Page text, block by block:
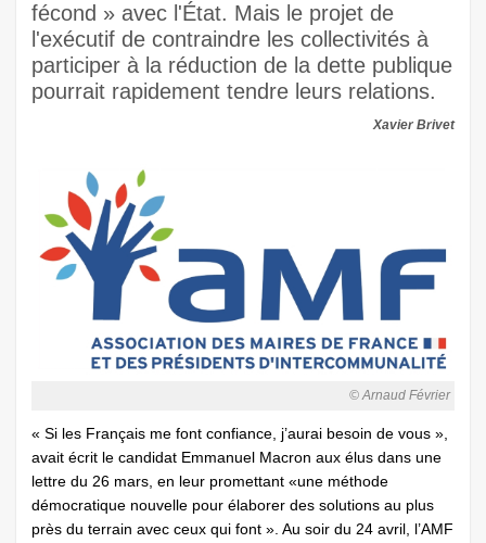
fécond » avec l'État. Mais le projet de
l'exécutif de contraindre les collectivités à
participer à la réduction de la dette publique
pourrait rapidement tendre leurs relations.
Xavier Brivet
© Arnaud Février
« Si les Français me font confiance, j’aurai besoin de vous »,
avait écrit le candidat Emmanuel Macron aux élus dans une
lettre du 26 mars, en leur promettant «une méthode
démocratique nouvelle pour élaborer des solutions au plus
près du terrain avec ceux qui font ». Au soir du 24 avril, l’AMF